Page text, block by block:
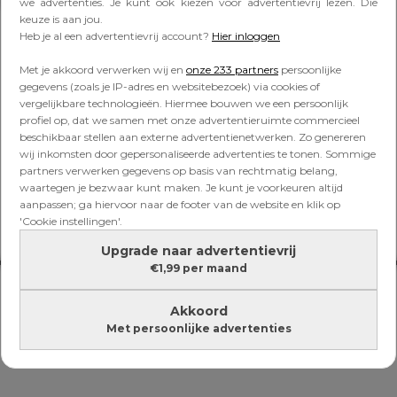
keuze is aan jou.
Heb je al een advertentievrij account? Hier inloggen
Met je akkoord verwerken wij en onze 233 partners persoonlijke
gegevens (zoals je IP-adres en websitebezoek) via cookies of
vergelijkbare technologieën. Hiermee bouwen we een persoonlijk
profiel op, dat we samen met onze advertentieruimte commercieel
beschikbaar stellen aan externe advertentienetwerken. Zo genereren
wij inkomsten door gepersonaliseerde advertenties te tonen. Sommige
partners verwerken gegevens op basis van rechtmatig belang,
waartegen je bezwaar kunt maken. Je kunt je voorkeuren altijd
aanpassen; ga hiervoor naar de footer van de website en klik op
'Cookie instellingen'.
Upgrade naar advertentievrij
€1,99 per maand
Akkoord
Met persoonlijke advertenties